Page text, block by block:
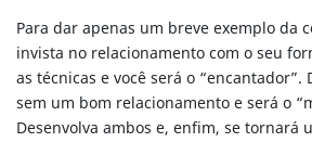
Para dar apenas um breve exemplo da
invista no relacionamento com o seu
as técnicas e você será o “encantador”.
sem um bom relacionamento e será o
Desenvolva ambos e, enfim, se tornará